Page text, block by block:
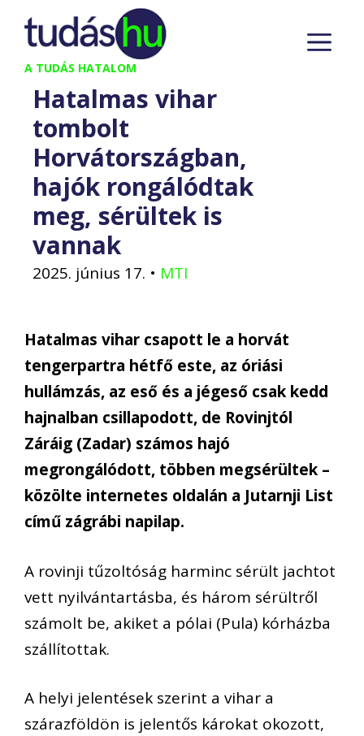
Kilépés
tartalomba
A TUDÁS HATALOM
Hatalmas vihar
tombolt
Horvátországban,
hajók rongálódtak
meg, sérültek is
vannak
2025. június 17. • MTI
Hatalmas vihar csapott le a horvát
tengerpartra hétfő este, az óriási
hullámzás, az eső és a jégeső csak kedd
hajnalban csillapodott, de Rovinjtól
Záráig (Zadar) számos hajó
megrongálódott, többen megsérültek –
közölte internetes oldalán a Jutarnji List
című zágrábi napilap.
A rovinji tűzoltóság harminc sérült jachtot
vett nyilvántartásba, és három sérültről
számolt be, akiket a pólai (Pula) kórházba
szállítottak.
A helyi jelentések szerint a vihar a
szárazföldön is jelentős károkat okozott,